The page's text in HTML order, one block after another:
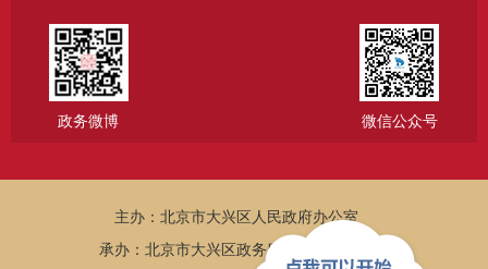
政务微博 微信公众号
主办：北京市大兴区人民政府办公室
承办：北京市大兴区政务服务和数据管理局